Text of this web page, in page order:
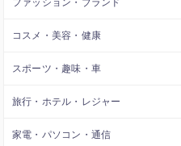
ファッション・ブランド
コスメ・美容・健康
スポーツ・趣味・車
旅行・ホテル・レジャー
家電・パソコン・通信